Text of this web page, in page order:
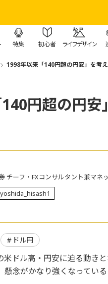
特集 初心者 ライフデザイン
1998年以来「140円超の円安」を考
円超の円安
チーフ・FXコンサルタント兼マネ
ドル円
米ドル高・円安に迫る動き
念がかなり強くなっている